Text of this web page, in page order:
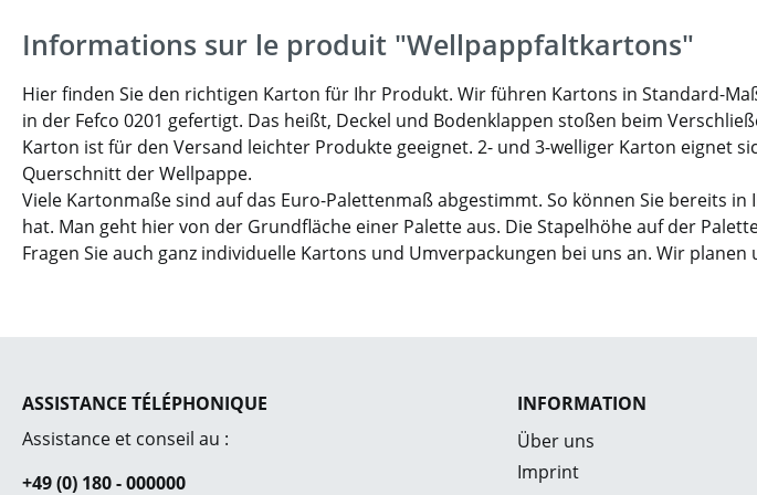
Informations sur le produit "Wellpappfaltkartons"
Hier finden Sie den richtigen Karton für Ihr Produkt. Wir führen Kartons in Standard-
in der Fefco 0201 gefertigt. Das heißt, Deckel und Bodenklappen stoßen beim
Karton ist für den Versand leichter Produkte geeignet. 2- und 3-welliger Karton eignet
Querschnitt der Wellpappe.
Viele Kartonmaße sind auf das Euro-Palettenmaß abgestimmt. So können Sie bereits
hat. Man geht hier von der Grundfläche einer Palette aus. Die Stapelhöhe auf der
Fragen Sie auch ganz individuelle Kartons und Umverpackungen bei uns an. Wir
ASSISTANCE TÉLÉPHONIQUE
Assistance et conseil au :
+49 (0) 180 - 000000
INFORMATION
Über uns
Imprint